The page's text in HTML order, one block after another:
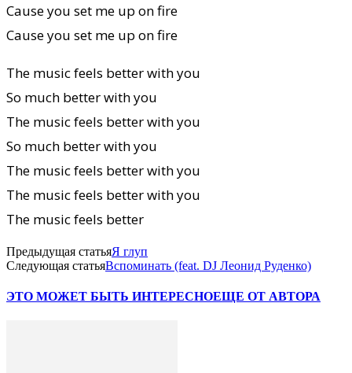
Cause you set me up on fire
Cause you set me up on fire
The music feels better with you
So much better with you
The music feels better with you
So much better with you
The music feels better with you
The music feels better with you
The music feels better
Предыдущая статьяЯ глуп
Следующая статьяВспоминать (feat. DJ Леонид Руденко)
ЭТО МОЖЕТ БЫТЬ ИНТЕРЕСНОЕЩЕ ОТ АВТОРА